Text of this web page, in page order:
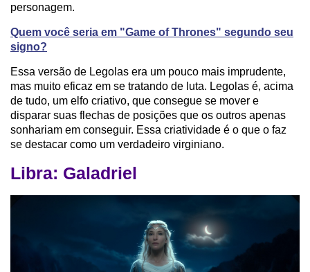
personagem.
Quem você seria em "Game of Thrones" segundo seu
signo?
Essa versão de Legolas era um pouco mais imprudente,
mas muito eficaz em se tratando de luta. Legolas é, acima
de tudo, um elfo criativo, que consegue se mover e
disparar suas flechas de posições que os outros apenas
sonhariam em conseguir. Essa criatividade é o que o faz
se destacar como um verdadeiro virginiano.
Libra: Galadriel